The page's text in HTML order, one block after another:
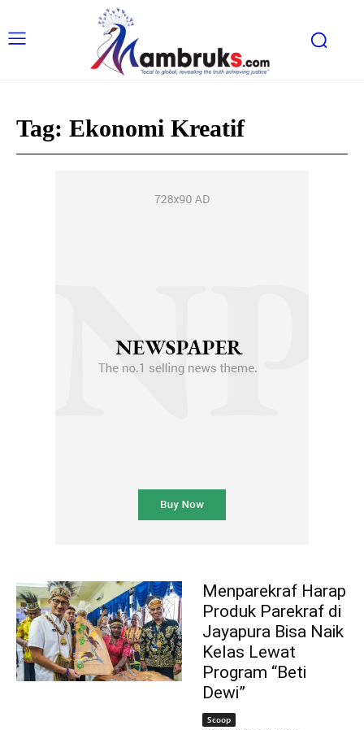
Tag: Ekonomi Kreatif
Menparekraf Harap
Produk Parekraf di
Jayapura Bisa Naik
Kelas Lewat
Program “Beti
Dewi”
Scoop